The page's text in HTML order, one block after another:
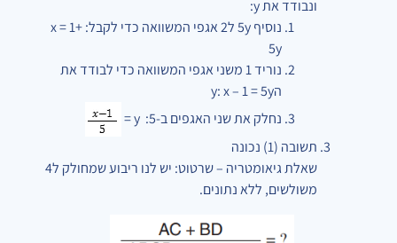
ונבודד את y:
נוסיף5yל2 אגפי המשוואה כדי לקבל:
x = 1+
5y
נוריד 1 משני אגפי המשוואה כדי לבודד את
ה
y:x – 1 = 5y
נחלק את שני האגפים ב-5:
תשובה (1) נכונה
שאלת גיאומטריה – שרטוט: יש לנו ריבוע שמחולק ל4
משולשים, ללא נתונים.